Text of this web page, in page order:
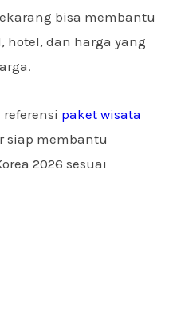
bisa membantu
dan harga yang
paket wisata
siap membantu
2026 sesuai